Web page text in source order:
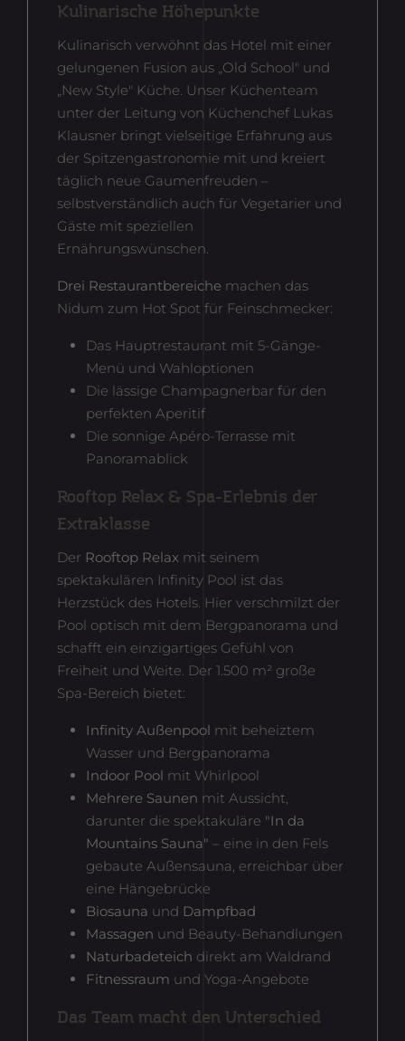
Kulinarische Höhepunkte
Kulinarisch verwöhnt das Hotel mit einer
gelungenen Fusion aus „Old School" und
„New Style" Küche. Unser Küchenteam
unter der Leitung von Küchenchef Lukas
Klausner bringt vielseitige Erfahrung aus
der Spitzengastronomie mit und kreiert
täglich neue Gaumenfreuden –
selbstverständlich auch für Vegetarier und
Gäste mit speziellen
Ernährungswünschen.
Drei Restaurantbereiche machen das
Nidum zum Hot Spot für Feinschmecker:
Das Hauptrestaurant mit 5-Gänge-
Menü und Wahloptionen
Die lässige Champagnerbar für den
perfekten Aperitif
Die sonnige Apéro-Terrasse mit
Panoramablick
Rooftop Relax & Spa-Erlebnis der
Extraklasse
Der Rooftop Relax mit seinem
spektakulären Infinity Pool ist das
Herzstück des Hotels. Hier verschmilzt der
Pool optisch mit dem Bergpanorama und
schafft ein einzigartiges Gefühl von
Freiheit und Weite. Der 1.500 m² große
Spa-Bereich bietet:
Infinity Außenpool mit beheiztem
Wasser und Bergpanorama
Indoor Pool mit Whirlpool
Mehrere Saunen mit Aussicht,
darunter die spektakuläre "In da
Mountains Sauna" – eine in den Fels
gebaute Außensauna, erreichbar über
eine Hängebrücke
Biosauna und Dampfbad
Massagen und Beauty-Behandlungen
Naturbadeteich direkt am Waldrand
Fitnessraum und Yoga-Angebote
Das Team macht den Unterschied